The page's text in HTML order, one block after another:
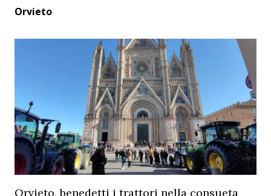
Orvieto
Orvieto, benedetti i trattori nella consueta